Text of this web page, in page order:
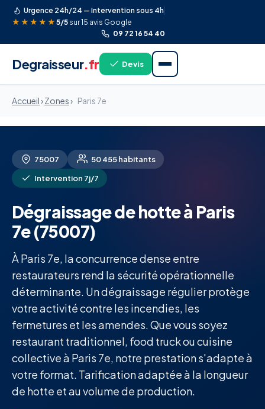
Urgence 24h/24 — Intervention sous 4h
★★★★★ 5/5 sur 15 avis Google
09 72 16 54 40
Degraisseur.fr Devis
Accueil›Zones› Paris 7e
75007
50 455 habitants
Intervention 7j/7
Dégraissage de hotte à Paris
7e (75007)
À Paris 7e, la concurrence dense entre
restaurateurs rend la sécurité opérationnelle
déterminante. Un dégraissage régulier protège
votre activité contre les incendies, les
fermetures et les amendes. Que vous soyez
restaurant traditionnel, food truck ou cuisine
collective à Paris 7e, notre prestation s'adapte à
votre format. Tarification adaptée à la longueur
de hotte et au volume de production.